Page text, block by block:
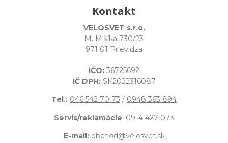
Kontakt
VELOSVET s.r.o.
M. Mišíka 730/23
971 01 Prievidza
IČO: 36725692
IČ DPH: SK2022316087
Tel.: 046 542 70 73 / 0948 363 894
Servis/reklamácie: 0914 427 073
E-mail: obchod@velosvet.sk